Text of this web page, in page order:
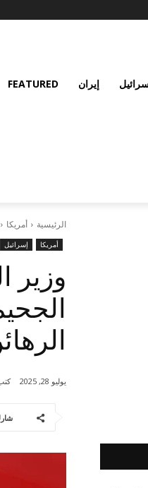
إيران FEATURED
الرئيسية أمريكا
أمريكا إسرائيل
وزير
يوليو 28, 2025